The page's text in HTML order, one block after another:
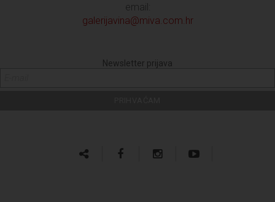
email:
galerijavina@miva.com.hr
Newsletter prijava